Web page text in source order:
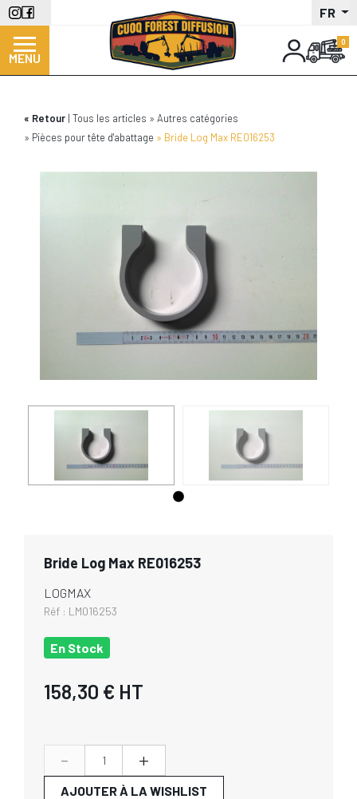
Aller
au
contenu
principal
FR
MENU
Retour Tous les articles
Autres catégories
Pièces pour tête d'abattage
Bride Log Max RE016253
Bride Log Max RE016253
LOGMAX
Réf : LM016253
En Stock
158,30 € HT
- +
AJOUTER À LA WISHLIST